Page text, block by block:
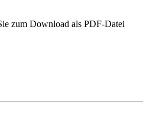
zum Download als PDF-Datei